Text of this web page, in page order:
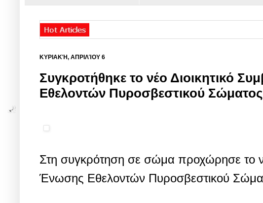
ΚΥΡΙΑΚΉ, ΑΠΡΙΛΊΟΥ 6
Συγκροτήθηκε το νέο Διοικητικό
Εθελοντών Πυροσβεστικού Σώματος
Στη συγκρότηση σε σώμα προχώρησε το
Ένωσης Εθελοντών Πυροσβεστικού